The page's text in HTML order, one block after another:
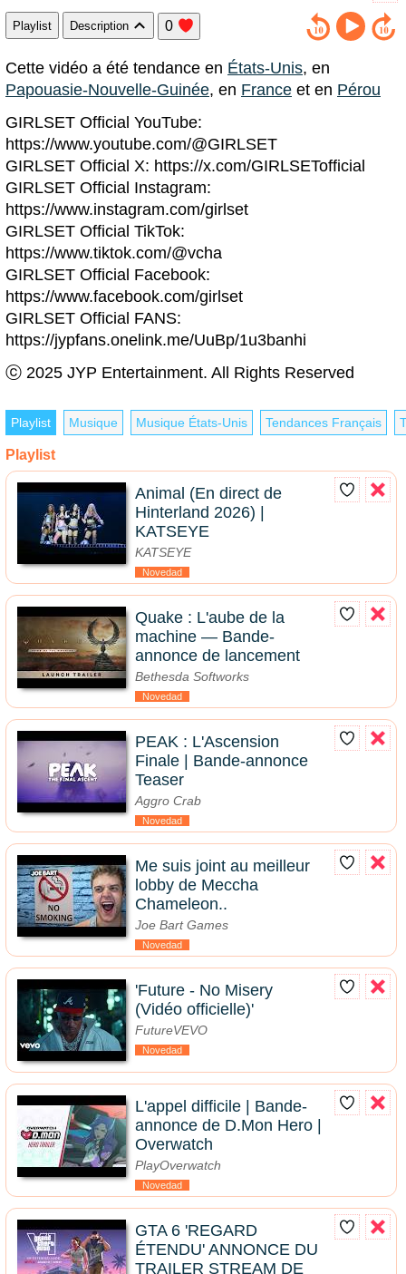
Playlist Description 0
Cette vidéo a été tendance en États-Unis, en
Papouasie-Nouvelle-Guinée, en France et en Pérou
GIRLSET Official YouTube:
https://www.youtube.com/@GIRLSET
GIRLSET Official X: https://x.com/GIRLSETofficial
GIRLSET Official Instagram:
https://www.instagram.com/girlset
GIRLSET Official TikTok:
https://www.tiktok.com/@vcha
GIRLSET Official Facebook:
https://www.facebook.com/girlset
GIRLSET Official FANS:
https://jypfans.onelink.me/UuBp/1u3banhi
ⓒ 2025 JYP Entertainment. All Rights Reserved
Playlist Musique Musique États-Unis Tendances Français
Playlist
Animal (En direct de
Hinterland 2026) |
KATSEYE
KATSEYE
Novedad
Quake : L'aube de la
machine — Bande-
annonce de lancement
Bethesda Softworks
Novedad
PEAK : L'Ascension
Finale | Bande-annonce
Teaser
Aggro Crab
Novedad
Me suis joint au meilleur
lobby de Meccha
Chameleon..
Joe Bart Games
Novedad
'Future - No Misery
(Vidéo officielle)'
FutureVEVO
Novedad
L'appel difficile | Bande-
annonce de D.Mon Hero |
Overwatch
PlayOverwatch
Novedad
GTA 6 'REGARD
ÉTENDU' ANNONCE DU
TRAILER STREAM DE